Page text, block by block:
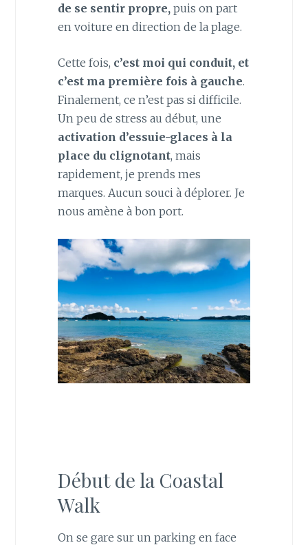
de se sentir propre, puis on part
en voiture en direction de la plage.
Cette fois, c’est moi qui conduit, et
c’est ma première fois à gauche.
Finalement, ce n’est pas si difficile.
Un peu de stress au début, une
activation d’essuie-glaces à la
place du clignotant, mais
rapidement, je prends mes
marques. Aucun souci à déplorer. Je
nous amène à bon port.
Début de la Coastal
Walk
On se gare sur un parking en face